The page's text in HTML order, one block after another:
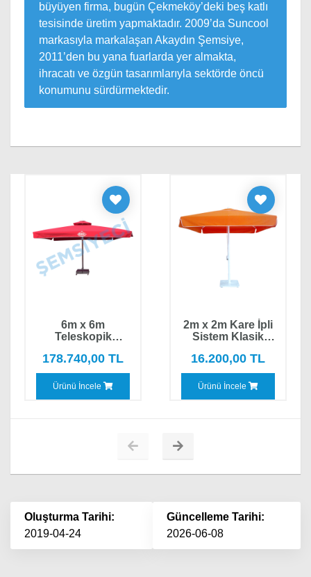
büyüyen firma, bugün Çekmeköy’deki beş katlı
tesisinde üretim yapmaktadır. 2009’da Suncool
markasıyla markalaşan Akaydın Şemsiye,
2011’den bu yana fuarlarda yer almakta,
ihracatı ve özgün tasarımlarıyla sektörde öncü
konumunu sürdürmektedir.
6m x 6m
Teleskopik
Lüx Şemsiye
178.740,00 TL
Ürünü İncele
2m x 2m Kare İpli
Sistem Klasik
16.200,00 TL
Ürünü İncele
Oluşturma Tarihi:
2019-04-24
Güncelleme Tarihi:
2026-06-08